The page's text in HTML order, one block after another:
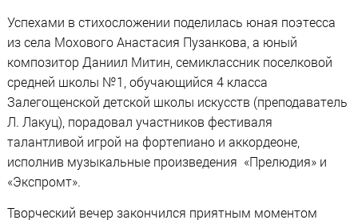
Успехами в стихосложении поделилась юная поэтесса
из села Мохового Анастасия Пузанкова, а юный
композитор Даниил Митин, семиклассник поселковой
средней школы №1, обучающийся 4 класса
Залегощенской детской школы искусств (преподаватель
Л. Лакуц), порадовал участников фестиваля
талантливой игрой на фортепиано и аккордеоне,
исполнив музыкальные произведения «Прелюдия» и
«Экспромт».
Творческий вечер закончился приятным моментом